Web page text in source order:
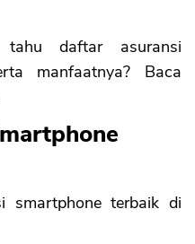
tahu daftar asuransi
manfaatnya? Baca
smartphone terbaik di